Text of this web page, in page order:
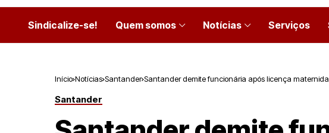
Sindicalize-se! Quem somos Notícias Serviços
Início Notícias Santander Santander demite funcionária após licença
Santander